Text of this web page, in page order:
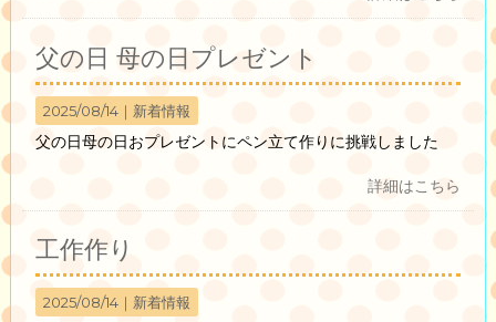
父の日 母の日プレゼント
2025/08/14｜ 新着情報
父の日母の日おプレゼントにペン立て作りに挑戦しました
詳細はこちら
工作作り
2025/08/14｜ 新着情報